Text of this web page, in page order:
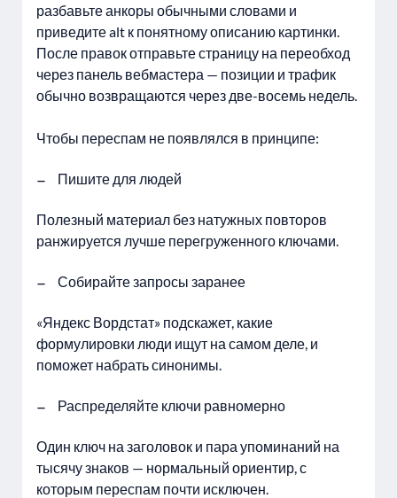
разбавьте анкоры обычными словами и
приведите alt к понятному описанию картинки.
После правок отправьте страницу на переобход
через панель вебмастера — позиции и трафик
обычно возвращаются через две-восемь недель.
Чтобы переспам не появлялся в принципе:
Пишите для людей
Полезный материал без натужных повторов
ранжируется лучше перегруженного ключами.
Собирайте запросы заранее
«Яндекс Вордстат» подскажет, какие
формулировки люди ищут на самом деле, и
поможет набрать синонимы.
Распределяйте ключи равномерно
Один ключ на заголовок и пара упоминаний на
тысячу знаков — нормальный ориентир, с
которым переспам почти исключен.